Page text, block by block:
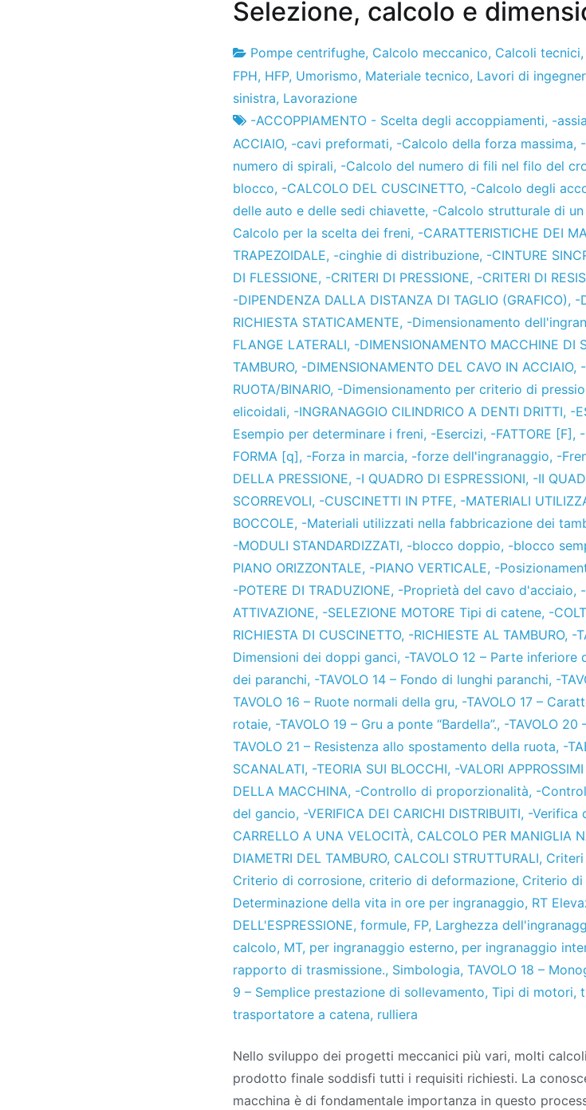
Selezione, calcolo e
Fabbrica
di
progetti
7
il
dicembre
de
2012
Pompe centrifughe, Calcolo meccanico, Calcoli tecnici,
FPH, HFP, Umorismo, Materiale tecnico, Lavori di
sinistra, Lavorazione
-ACCOPPIAMENTO - Scelta degli accoppiamenti, -
ACCIAIO, -cavi preformati, -Calcolo della forza massima,
numero di spirali, -Calcolo del numero di fili nel filo del
blocco, -CALCOLO DEL CUSCINETTO, -Calcolo degli
delle auto e delle sedi chiavette, -Calcolo strutturale di un
Calcolo per la scelta dei freni, -CARATTERISTICHE DEI
TRAPEZOIDALE, -cinghie di distribuzione, -CINTURE
DI FLESSIONE, -CRITERI DI PRESSIONE, -CRITERI DI
-DIPENDENZA DALLA DISTANZA DI TAGLIO (GRAFICO), -
RICHIESTA STATICAMENTE, -Dimensionamento
FLANGE LATERALI, -DIMENSIONAMENTO MACCHINE DI
TAMBURO, -DIMENSIONAMENTO DEL CAVO IN ACCIAIO,
RUOTA/BINARIO, -Dimensionamento per criterio di
elicoidali, -INGRANAGGIO CILINDRICO A DENTI DRITTI, -
Esempio per determinare i freni, -Esercizi, -FATTORE [F] ,
FORMA [q], -Forza in marcia, -forze dell'ingranaggio, -
DELLA PRESSIONE, -I QUADRO DI ESPRESSIONI, -II
SCORREVOLI, -CUSCINETTI IN PTFE, -MATERIALI
BOCCOLE, -Materiali utilizzati nella fabbricazione dei
-MODULI STANDARDIZZATI, -blocco doppio, -blocco
PIANO ORIZZONTALE, -PIANO VERTICALE, -
-POTERE DI TRADUZIONE, -Proprietà del cavo d'acciaio,
ATTIVAZIONE, -SELEZIONE MOTORE Tipi di catene, -
RICHIESTA DI CUSCINETTO, -RICHIESTE AL TAMBURO, -
Dimensioni dei doppi ganci, -TAVOLO 12 – Parte inferiore
dei paranchi, -TAVOLO 14 – Fondo di lunghi paranchi, -
TAVOLO 16 – Ruote normali della gru, -TAVOLO 17 –
rotaie, -TAVOLO 19 – Gru a ponte “Bardella”., -TAVOLO
TAVOLO 21 – Resistenza allo spostamento della ruota, -
SCANALATI, -TEORIA SUI BLOCCHI, -VALORI
DELLA MACCHINA, -Controllo di proporzionalità, -
del gancio, -VERIFICA DEI CARICHI DISTRIBUITI, -Verifica
CARRELLO A UNA VELOCITÀ, CALCOLO PER MANIGLIA
DIAMETRI DEL TAMBURO, CALCOLI STRUTTURALI,
Criterio di corrosione, criterio di deformazione, Criterio di
Determinazione della vita in ore per ingranaggio, RT
DELL'ESPRESSIONE, formule, FP, Larghezza
calcolo, MT, per ingranaggio esterno, per ingranaggio
rapporto di trasmissione., Simbologia, TAVOLO 18 –
9 – Semplice prestazione di sollevamento, Tipi di motori,
trasportatore a catena, rulliera
Nello sviluppo dei progetti meccanici più vari, molti
prodotto finale soddisfi tutti i requisiti richiesti. La
macchina è di fondamentale importanza in questo